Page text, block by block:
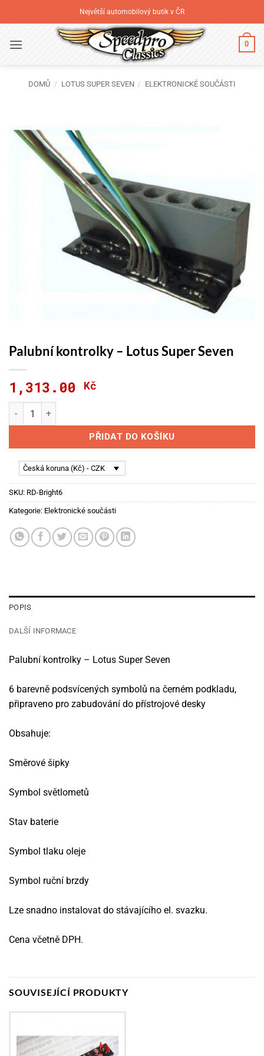
na
Největší automobilový butik v ČR
0
DOMŮ / LOTUS SUPER SEVEN / ELEKTRONICKÉ SOUČÁSTI
Palubní kontrolky – Lotus Super Seven
1,313.00 Kč
Palubní kontrolky - Lotus Super Seven množství
PŘIDAT DO KOŠÍKU
Česká koruna (Kč) - CZK
SKU: RD-Bright6
Kategorie: Elektronické součásti
POPIS
DALŠÍ INFORMACE
Palubní kontrolky – Lotus Super Seven
6 barevně podsvícených symbolů na černém podkladu,
připraveno pro zabudování do přístrojové desky
Obsahuje:
Směrové šipky
Symbol světlometů
Stav baterie
Symbol tlaku oleje
Symbol ruční brzdy
Lze snadno instalovat do stávajícího el. svazku.
Cena včetně DPH.
SOUVISEJÍCÍ PRODUKTY